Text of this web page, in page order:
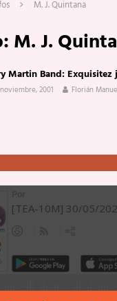
M. J. Quintana
M. J.
Martin Band: Exquisitez
2001 Florián